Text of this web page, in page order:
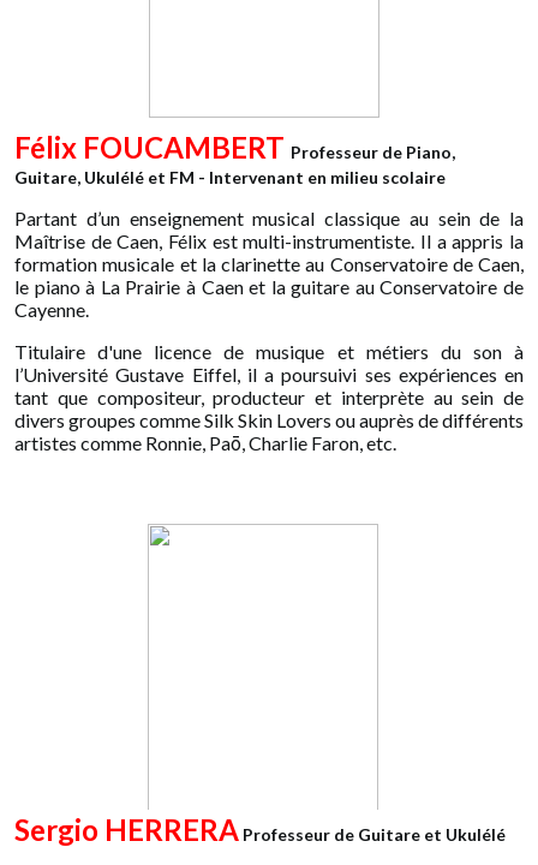
Félix FOUCAMBERT Professeur de Piano,
Guitare, Ukulélé et FM - Intervenant en milieu scolaire
Partant d’un enseignement musical classique au sein de la
Maîtrise de Caen, Félix est multi-instrumentiste. Il aappris la
formation musicale et la clarinette au Conservatoire de Caen,
le piano à La Prairie à Caen et la guitare au Conservatoire de
Cayenne.
Titulaire d'une licence de musique et métiers du son à
l’Université Gustave Eiffel, il a poursuivi ses expériences en
tant que compositeur, producteur et interprète au sein de
divers groupes comme Silk Skin Lovers ou auprès de différents
artistes comme Ronnie, Paō, Charlie Faron, etc.
Sergio HERRERA Professeur de Guitare et Ukulélé